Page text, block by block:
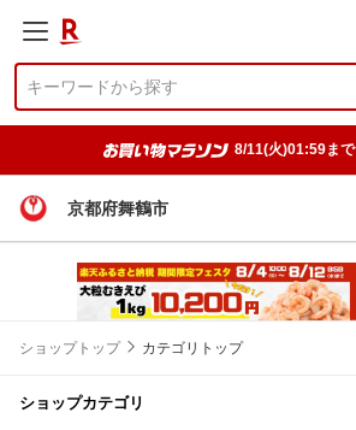
8/11(火)01:59まで
京都府舞鶴市
ショップトップ カテゴリトップ
ショップカテゴリ